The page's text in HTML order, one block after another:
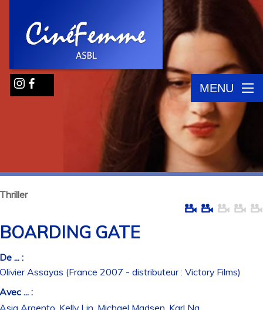
MENU
GATE
... :
Assayas (France 2007 - distributeur : Victory Films)
... :